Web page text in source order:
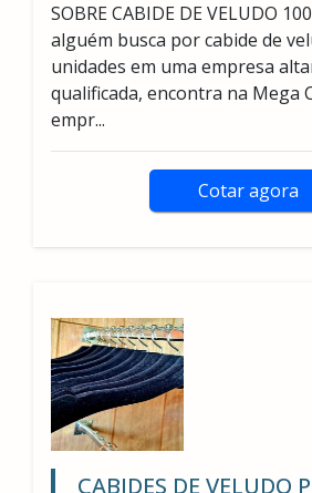
SOBRE CABIDE DE VELUDO
alguém busca por cabide de
unidades em uma empresa
qualificada, encontra na Mega
empr...
Cotar agora
CABIDES DE VELUDO